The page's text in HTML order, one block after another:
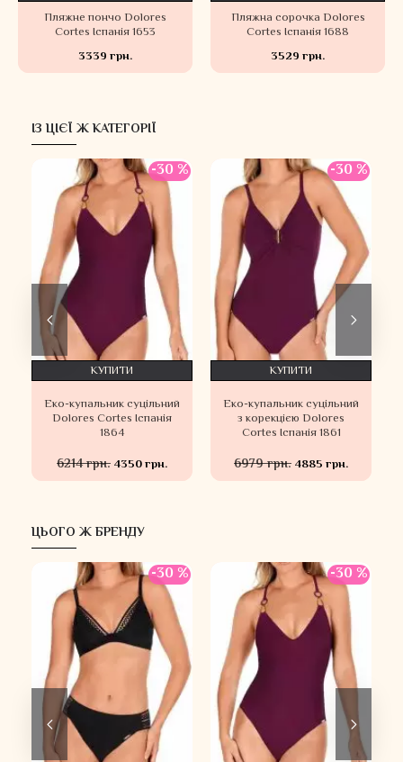
Пляжне пончо Dolores
Cortes Іспанія 1653
3339 грн.
Пляжна сорочка Dolores
Cortes Іспанія 1688
3529 грн.
ІЗ ЦІЄЇ Ж КАТЕГОРІЇ
-30 %
Еко-купальник суцільний
Dolores Cortes Іспанія
1864
6214 грн. 4350 грн.
КУПИТИ
-30 %
Еко-купальник суцільний
з корекцією Dolores
Cortes Іспанія 1861
6979 грн. 4885 грн.
КУПИТИ
ЦЬОГО Ж БРЕНДУ
-30 % -30 %